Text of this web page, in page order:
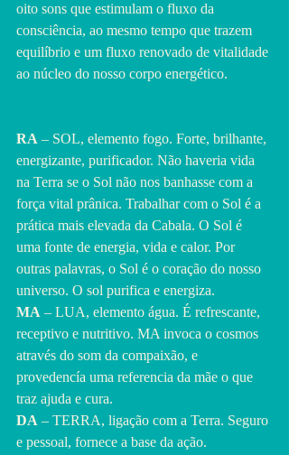
oito sons que estimulam o fluxo da
consciência, ao mesmo tempo que trazem
equilíbrio e um fluxo renovado de vitalidade
ao núcleo do nosso corpo energético.
RA – SOL, elemento fogo. Forte, brilhante,
energizante, purificador. Não haveria vida
na Terra se o Sol não nos banhasse com a
força vital prânica. Trabalhar com o Sol é a
prática mais elevada da Cabala. O Sol é
uma fonte de energia, vida e calor. Por
outras palavras, o Sol é o coração do nosso
universo. O sol purifica e energiza.
MA – LUA, elemento água. É refrescante,
receptivo e nutritivo. MA invoca o cosmos
através do som da compaixão, e
provedencía uma referencia da mãe o que
traz ajuda e cura.
DA – TERRA, ligação com a Terra. Seguro
e pessoal, fornece a base da ação.